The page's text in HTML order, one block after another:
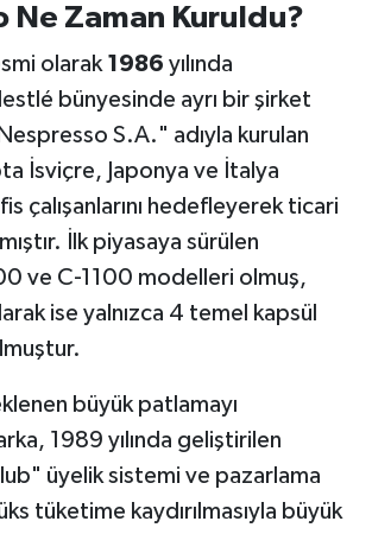
Ne Zaman Kuruldu?
olarak 1986 yılında
bünyesinde ayrı bir şirket
S.A." adıyla kurulan
İsviçre, Japonya ve İtalya
çalışanlarını hedefleyerek ticari
İlk piyasaya sürülen
ve C-1100 modelleri olmuş,
ise yalnızca 4 temel kapsül
büyük patlamayı
1989 yılında geliştirilen
üyelik sistemi ve pazarlama
tüketime kaydırılmasıyla büyük